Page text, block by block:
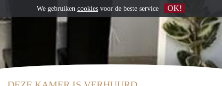
We gebruiken cookies voor de beste service OK!